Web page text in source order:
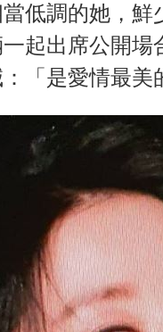
低調的她，鮮
起出席公開場
「是愛情最美